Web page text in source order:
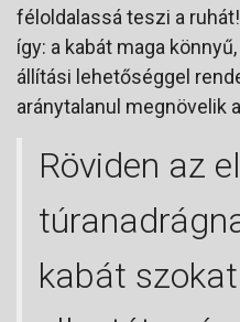
féloldalassá teszi a
így: a kabát maga
állítási lehetőséggel
aránytalanul megnövelik
Röviden az
kabát